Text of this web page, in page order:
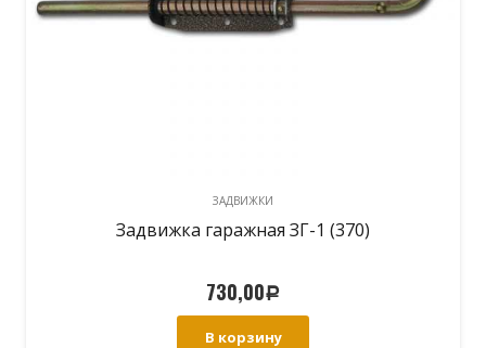
ЗАДВИЖКИ
Задвижка гаражная ЗГ-1 (370)
730,00Р
В корзину